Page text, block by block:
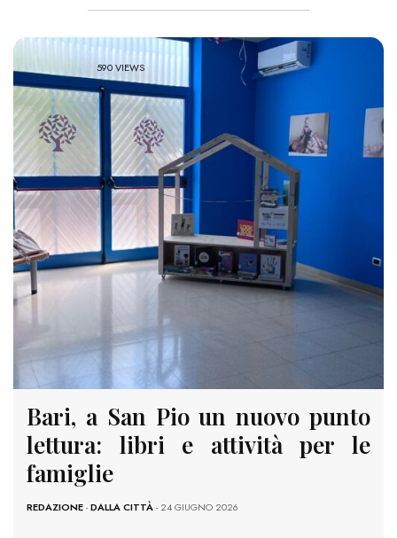
590 VIEWS
Bari, a San Pio un nuovo punto
lettura: libri e attività per le
famiglie
REDAZIONE-DALLA CITTÀ- 24 GIUGNO 2026